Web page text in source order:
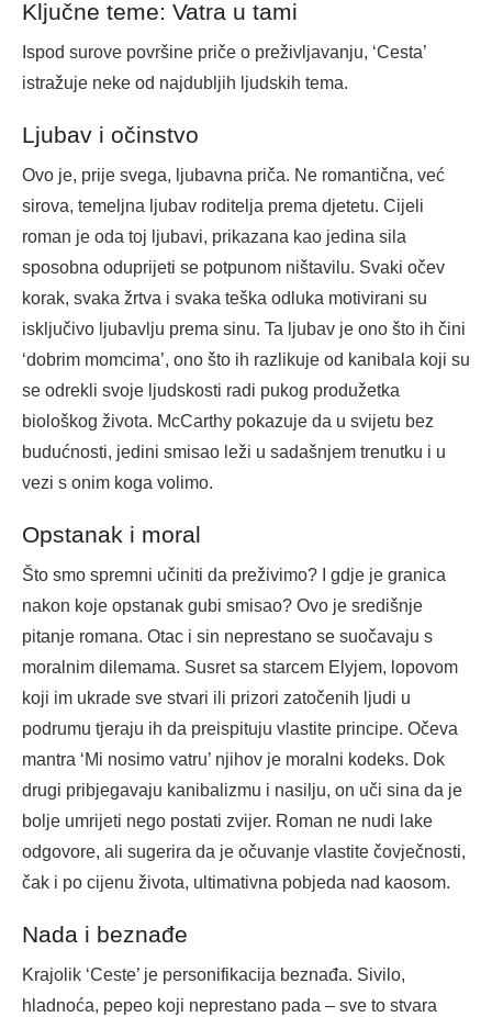
Ključne teme: Vatra u tami
Ispod surove površine priče o preživljavanju, ‘Cesta’
istražuje neke od najdubljih ljudskih tema.
Ljubav i očinstvo
Ovo je, prije svega, ljubavna priča. Ne romantična, već
sirova, temeljna ljubav roditelja prema djetetu. Cijeli
roman je oda toj ljubavi, prikazana kao jedina sila
sposobna oduprijeti se potpunom ništavilu. Svaki očev
korak, svaka žrtva i svaka teška odluka motivirani su
isključivo ljubavlju prema sinu. Ta ljubav je ono što ih čini
‘dobrim momcima’, ono što ih razlikuje od kanibala koji su
se odrekli svoje ljudskosti radi pukog produžetka
biološkog života. McCarthy pokazuje da u svijetu bez
budućnosti, jedini smisao leži u sadašnjem trenutku i u
vezi s onim koga volimo.
Opstanak i moral
Što smo spremni učiniti da preživimo? I gdje je granica
nakon koje opstanak gubi smisao? Ovo je središnje
pitanje romana. Otac i sin neprestano se suočavaju s
moralnim dilemama. Susret sa starcem Elyjem, lopovom
koji im ukrade sve stvari ili prizori zatočenih ljudi u
podrumu tjeraju ih da preispituju vlastite principe. Očeva
mantra ‘Mi nosimo vatru’ njihov je moralni kodeks. Dok
drugi pribjegavaju kanibalizmu i nasilju, on uči sina da je
bolje umrijeti nego postati zvijer. Roman ne nudi lake
odgovore, ali sugerira da je očuvanje vlastite čovječnosti,
čak i po cijenu života, ultimativna pobjeda nad kaosom.
Nada i beznađe
Krajolik ‘Ceste’ je personifikacija beznađa. Sivilo,
hladnoća, pepeo koji neprestano pada – sve to stvara